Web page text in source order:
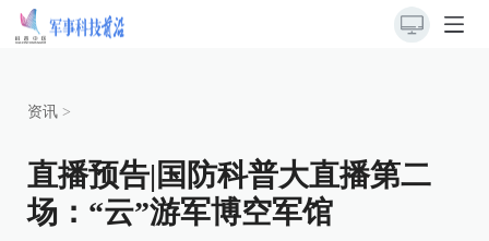
资讯 >
直播预告|国防科普大直播第二
场：“云”游军博空军馆